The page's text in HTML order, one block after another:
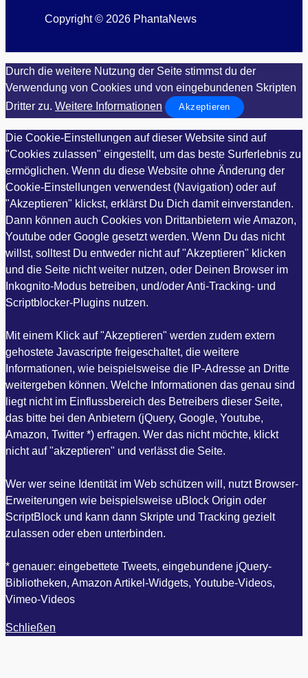
Copyright © 2026 PhantaNews
Durch die weitere Nutzung der Seite stimmst du der
Verwendung von Cookies und von eingebundenen Skripten
Dritter zu. Weitere Informationen Akzeptieren
Die Cookie-Einstellungen auf dieser Website sind auf
"Cookies zulassen" eingestellt, um das beste Surferlebnis zu
ermöglichen. Wenn du diese Website ohne Änderung der
Cookie-Einstellungen verwendest (Navigation) oder auf
"Akzeptieren" klickst, erklärst Du Dich damit einverstanden.
Dann können auch Cookies von Drittanbietern wie Amazon,
Youtube oder Google gesetzt werden. Wenn Du das nicht
willst, solltest Du entweder nicht auf "Akzeptieren" klicken
und die Seite nicht weiter nutzen, oder Deinen Browser im
Inkognito-Modus betreiben, und/oder Anti-Tracking- und
Scriptblocker-Plugins nutzen.
Mit einem Klick auf "Akzeptieren" werden zudem extern
gehostete Javascripte freigeschaltet, die weitere
Informationen, wie beispielsweise die IP-Adresse an Dritte
weitergeben können. Welche Informationen das genau sind
liegt nicht im Einflussbereich des Betreibers dieser Seite,
das bitte bei den Anbietern (jQuery, Google, Youtube,
Amazon, Twitter *) erfragen. Wer das nicht möchte, klickt
nicht auf "akzeptieren" und verlässt die Seite.
Wer wer seine Identität im Web schützen will, nutzt Browser-
Erweiterungen wie beispielsweise uBlock Origin oder
ScriptBlock und kann dann Skripte und Tracking gezielt
zulassen oder eben unterbinden.
* genauer: eingebettete Tweets, eingebundene jQuery-
Bibliotheken, Amazon Artikel-Widgets, Youtube-Videos,
Vimeo-Videos
Schließen